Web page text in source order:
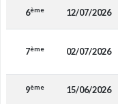
6ème 12/07/2026
7ème 02/07/2026
9ème 15/06/2026